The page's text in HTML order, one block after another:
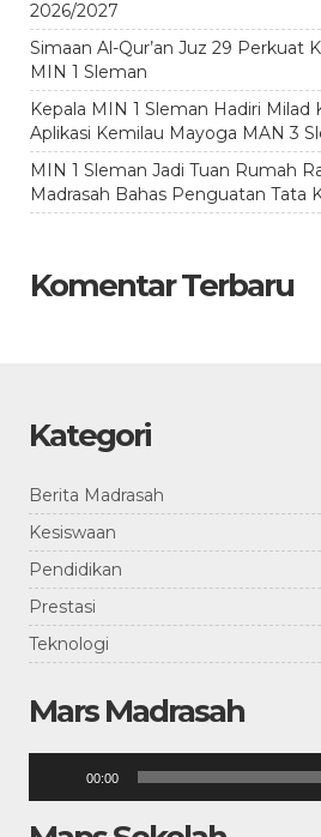
2026/2027
Simaan Al-Qur’an Juz 29 Perkuat
MIN 1 Sleman
Kepala MIN 1 Sleman Hadiri Milad
Aplikasi Kemilau Mayoga MAN 3
MIN 1 Sleman Jadi Tuan Rumah
Madrasah Bahas Penguatan Tata
Komentar Terbaru
Kategori
Berita Madrasah
Kesiswaan
Pendidikan
Prestasi
Teknologi
Mars Madrasah
00:00